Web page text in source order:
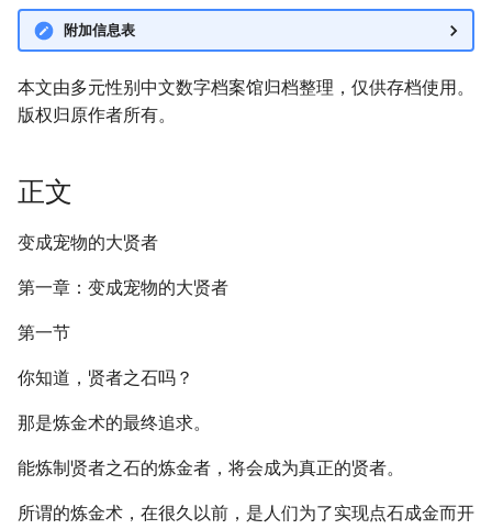
附加信息表
本文由多元性别中文数字档案馆归档整理，仅供存档使用。
版权归原作者所有。
正文
变成宠物的大贤者
第一章：变成宠物的大贤者
第一节
你知道，贤者之石吗？
那是炼金术的最终追求。
能炼制贤者之石的炼金者，将会成为真正的贤者。
所谓的炼金术，在很久以前，是人们为了实现点石成金而开